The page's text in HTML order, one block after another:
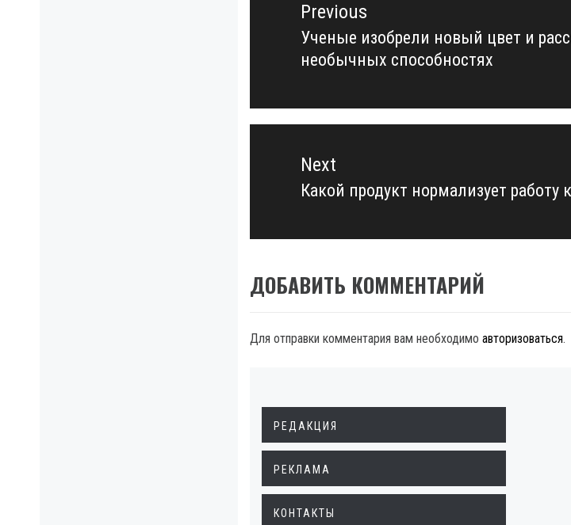
записямPrevious
Previous
post:
Ученые изобрели новый цвет и
необычных способностях
Next
Next
Какой продукт нормализует работу
ДОБАВИТЬ КОММЕНТАРИЙ
Для отправки комментария вам необходимо авторизоваться.
РЕДАКЦИЯ
РЕКЛАМА
КОНТАКТЫ